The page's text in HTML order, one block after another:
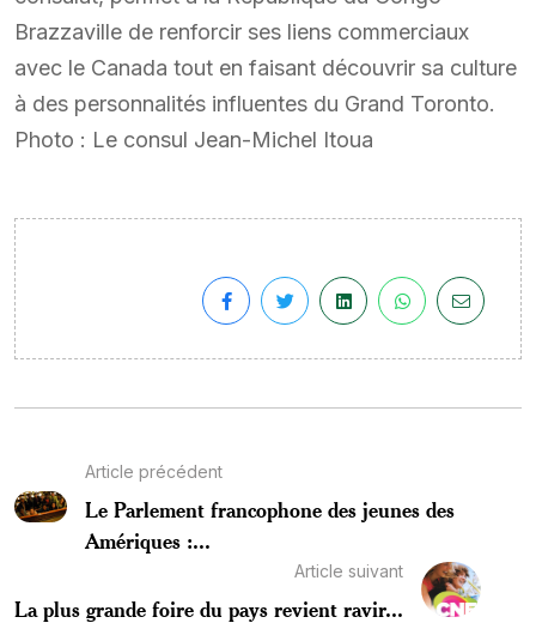
Brazzaville de renforcir ses liens commerciaux
avec le Canada tout en faisant découvrir sa culture
à des personnalités influentes du Grand Toronto.
Photo : Le consul Jean-Michel Itoua
Article précédent
Le Parlement francophone des jeunes des
Amériques :...
Article suivant
La plus grande foire du pays revient ravir...